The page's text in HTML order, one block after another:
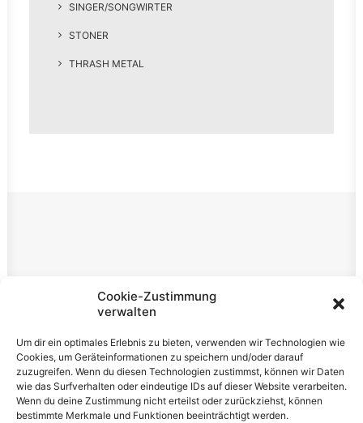
Cookie-Zustimmung
verwalten
Um dir ein optimales Erlebnis zu bieten, verwenden wir Technologien wie
Cookies, um Geräteinformationen zu speichern und/oder darauf
zuzugreifen. Wenn du diesen Technologien zustimmst, können wir Daten
wie das Surfverhalten oder eindeutige IDs auf dieser Website verarbeiten.
Wenn du deine Zustimmung nicht erteilst oder zurückziehst, können
bestimmte Merkmale und Funktionen beeinträchtigt werden.
SINGER/SONGWIRTER
STONER
THRASH METAL
Rechtliches
Datenschutzerklärung
Cookie-Richtlinie (EU)